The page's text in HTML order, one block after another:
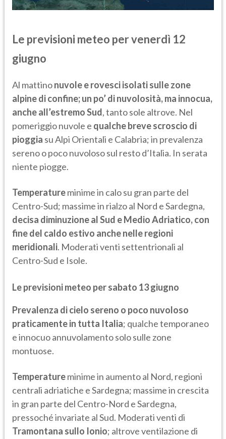
Le previsioni meteo per venerdì 12
giugno
Al mattinonuvole e rovesci isolati sulle zone
alpine di confine; un po’ di nuvolosità, ma innocua,
anche all’estremo Sud, tanto sole altrove. Nel
pomeriggio nuvole e qualche breve scroscio di
pioggia su Alpi Orientali e Calabria; in prevalenza
sereno o poco nuvoloso sul resto d’Italia. In serata
niente piogge.
Temperatureminime in calo su gran parte del
Centro-Sud; massime in rialzo al Nord e Sardegna,
decisa diminuzione al Sud e Medio Adriatico, con
fine del caldo estivo anche nelle regioni
meridionali. Moderati venti settentrionali al
Centro-Sud e Isole.
Le previsioni meteo per sabato 13 giugno
Prevalenza di cielo sereno o poco nuvoloso
praticamente in tutta Italia; qualche temporaneo
e innocuo annuvolamento solo sulle zone
montuose.
Temperatureminime in aumento al Nord, regioni
centrali adriatiche e Sardegna; massime in crescita
in gran parte del Centro-Nord e Sardegna,
pressoché invariate al Sud. Moderati venti di
Tramontana sullo Ionio; altrove ventilazione di